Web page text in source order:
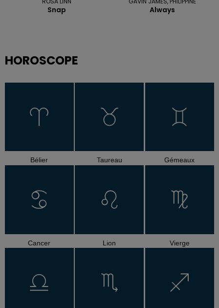
Snap Always
HOROSCOPE
Bélier Taureau Gémeaux
Cancer Lion Vierge